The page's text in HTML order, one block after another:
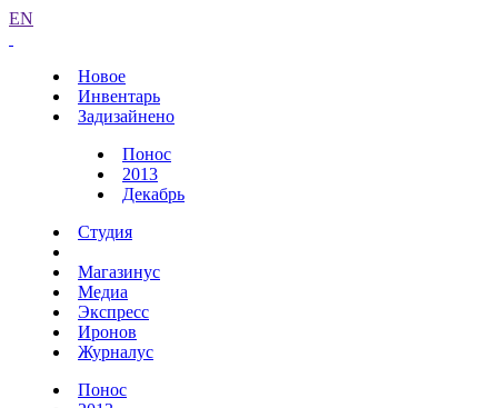
EN
Новое
Инвентарь
Задизайнено
Понос
2013
Декабрь
Студия
Магазинус
Медиа
Экспресс
Иронов
Журналус
Понос